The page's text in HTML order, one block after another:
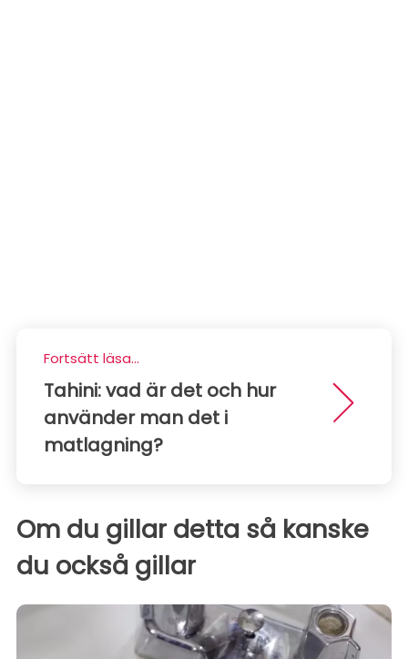
Fortsätt läsa...
Tahini: vad är det och hur
använder man det i
matlagning?
Om du gillar detta så kanske
du också gillar